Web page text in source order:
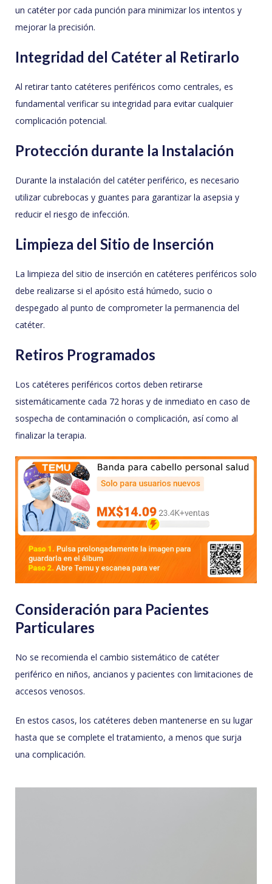
un catéter por cada punción para minimizar los intentos y
mejorar la precisión.
Integridad del Catéter al Retirarlo
Al retirar tanto catéteres periféricos como centrales, es
fundamental verificar su integridad para evitar cualquier
complicación potencial.
Protección durante la Instalación
Durante la instalación del catéter periférico, es necesario
utilizar cubrebocas y guantes para garantizar la asepsia y
reducir el riesgo de infección.
Limpieza del Sitio de Inserción
La limpieza del sitio de inserción en catéteres periféricos solo
debe realizarse si el apósito está húmedo, sucio o
despegado al punto de comprometer la permanencia del
catéter.
Retiros Programados
Los catéteres periféricos cortos deben retirarse
sistemáticamente cada 72 horas y de inmediato en caso de
sospecha de contaminación o complicación, así como al
finalizar la terapia.
Consideración para Pacientes
Particulares
No se recomienda el cambio sistemático de catéter
periférico en niños, ancianos y pacientes con limitaciones de
accesos venosos.
En estos casos, los catéteres deben mantenerse en su lugar
hasta que se complete el tratamiento, a menos que surja
una complicación.